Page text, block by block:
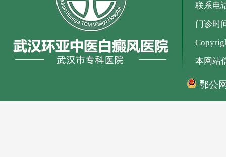
联系电
门诊时
本网站
鄂公